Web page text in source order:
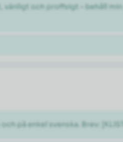
och proffsigt – behåll
på enkel svenska. Brev: